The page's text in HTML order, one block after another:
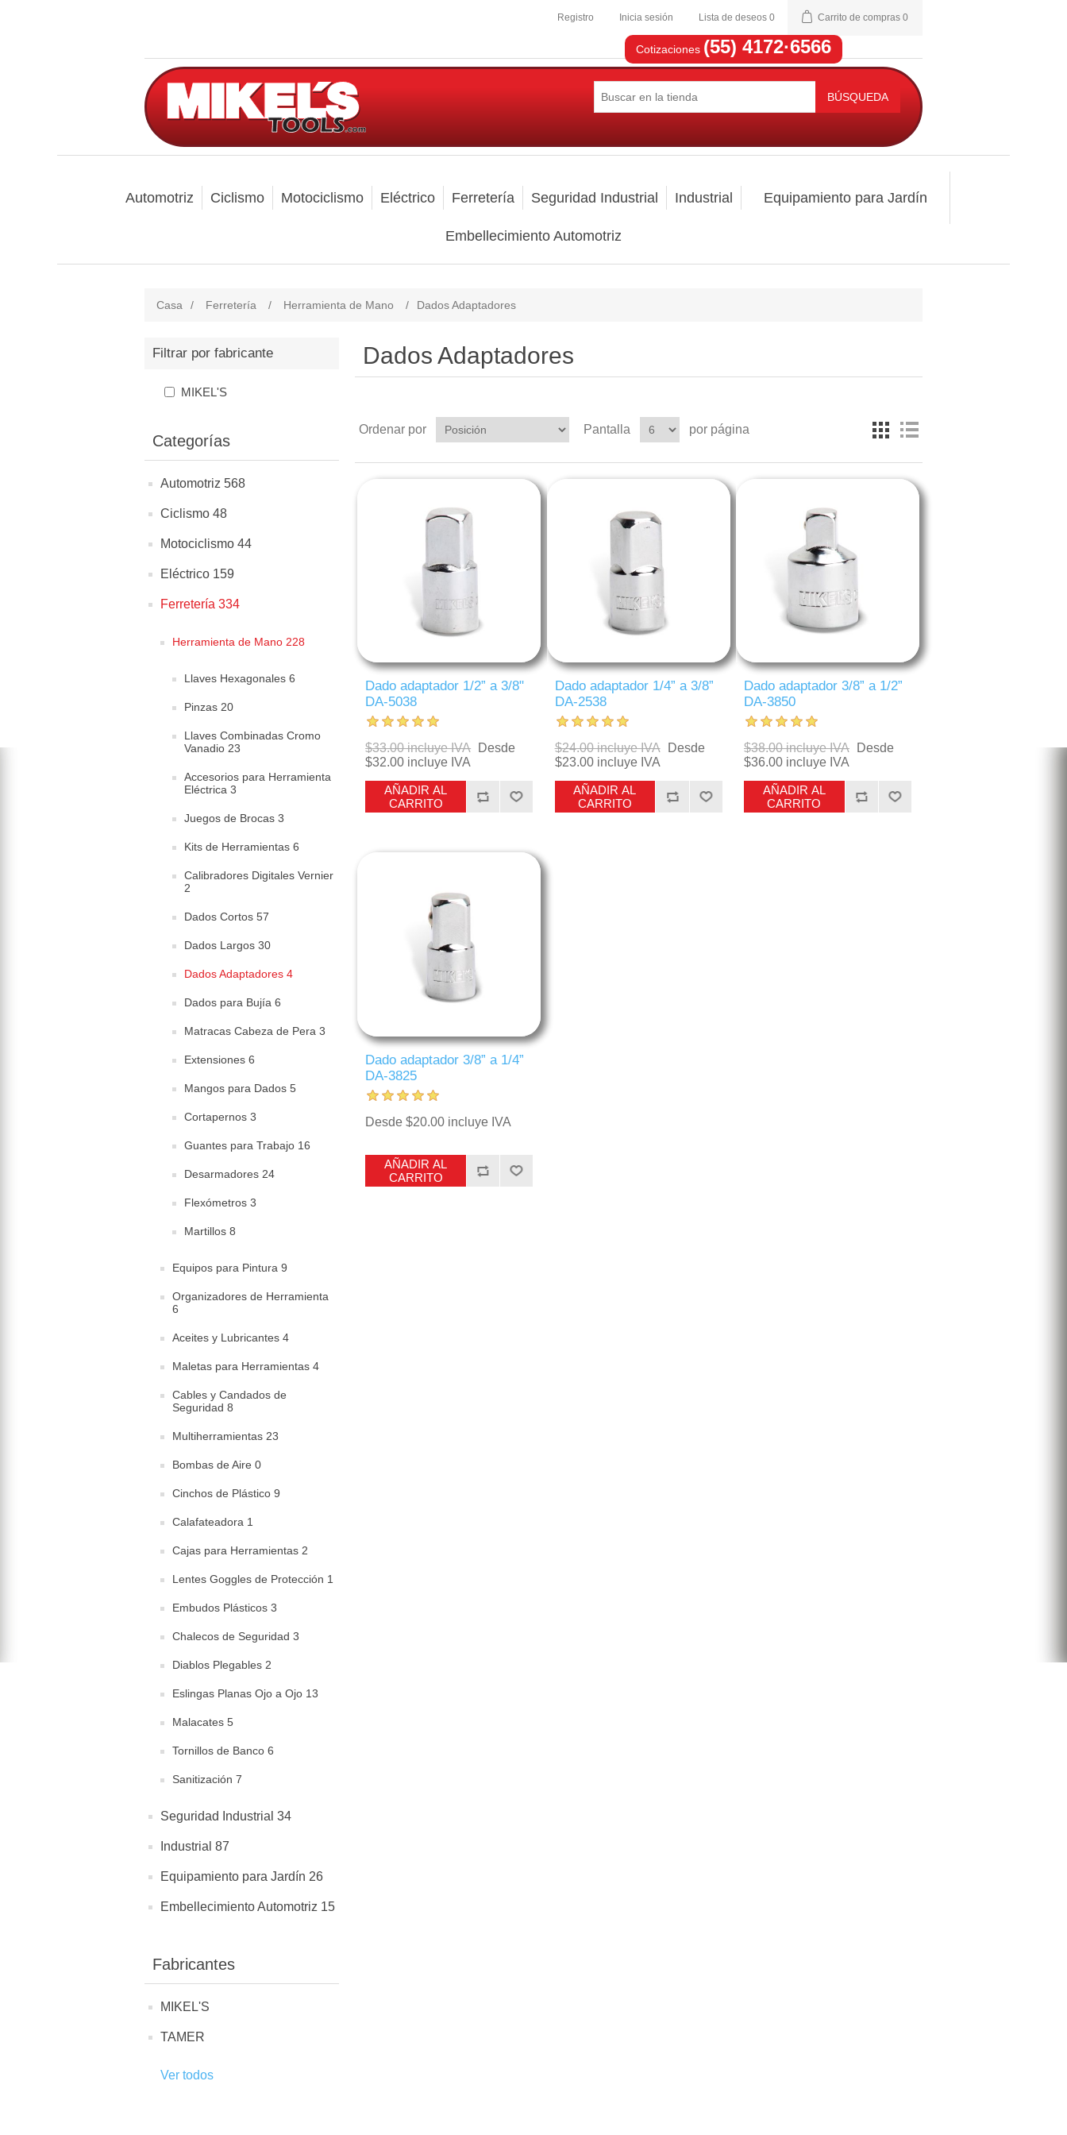
Registro Inicia sesión Lista de deseos 0 Carrito de compras 0
Cotizaciones (55) 4172·6566
BÚSQUEDA
Automotriz Ciclismo Motociclismo Eléctrico Ferretería Seguridad Industrial Industrial Equipamiento para Jardín
Embellecimiento Automotriz
Casa / Ferretería / Herramienta de Mano / Dados Adaptadores
Filtrar por fabricante
MIKEL'S
Categorías
Automotriz 568
Ciclismo 48
Motociclismo 44
Eléctrico 159
Ferretería 334
Herramienta de Mano 228
Llaves Hexagonales 6
Pinzas 20
Llaves Combinadas Cromo
Vanadio 23
Accesorios para Herramienta
Eléctrica 3
Juegos de Brocas 3
Kits de Herramientas 6
Calibradores Digitales Vernier
2
Dados Cortos 57
Dados Largos 30
Dados Adaptadores 4
Dados para Bujía 6
Matracas Cabeza de Pera 3
Extensiones 6
Mangos para Dados 5
Cortapernos 3
Guantes para Trabajo 16
Desarmadores 24
Flexómetros 3
Martillos 8
Equipos para Pintura 9
Organizadores de Herramienta
6
Aceites y Lubricantes 4
Maletas para Herramientas 4
Cables y Candados de
Seguridad 8
Multiherramientas 23
Bombas de Aire 0
Cinchos de Plástico 9
Calafateadora 1
Cajas para Herramientas 2
Lentes Goggles de Protección 1
Embudos Plásticos 3
Chalecos de Seguridad 3
Diablos Plegables 2
Eslingas Planas Ojo a Ojo 13
Malacates 5
Tornillos de Banco 6
Sanitización 7
Seguridad Industrial 34
Industrial 87
Equipamiento para Jardín 26
Embellecimiento Automotriz 15
Fabricantes
MIKEL'S
TAMER
Ver todos
Dados Adaptadores
Ordenar por Pantalla por página
Dado adaptador 1/2” a 3/8"
DA-5038
$33.00 incluye IVA
Desde
$32.00 incluye IVA
AÑADIR AL
CARRITO
Dado adaptador 1/4” a 3/8”
DA-2538
$24.00 incluye IVA
Desde
$23.00 incluye IVA
AÑADIR AL
CARRITO
Dado adaptador 3/8” a 1/2”
DA-3850
$38.00 incluye IVA
Desde
$36.00 incluye IVA
AÑADIR AL
CARRITO
Dado adaptador 3/8” a 1/4”
DA-3825
Desde $20.00 incluye IVA
AÑADIR AL
CARRITO